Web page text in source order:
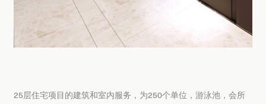
25层住宅项目的建筑和室内服务，为250个单位，游泳池，会所